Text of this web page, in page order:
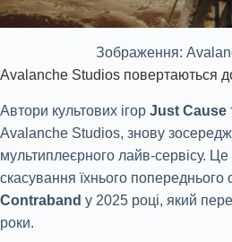
Зображення:
Avalanche Studios повертаються
Автори культових ігор Just Cause
Avalanche Studios, знову
мультиплеєрного лайв-сервісу.
скасування їхнього попереднього
Contraband у 2025 році, який
роки.